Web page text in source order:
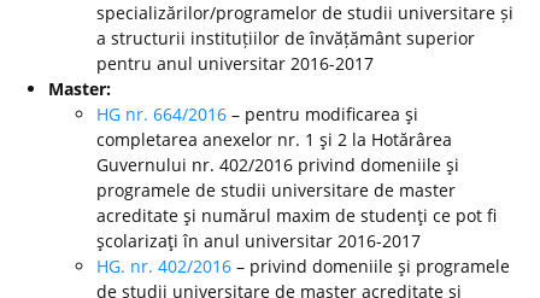
specializărilor/programelor de studii universitare și
a structurii instituțiilor de învățământ superior
pentru anul universitar 2016-2017
Master:
HG nr. 664/2016 – pentru modificarea şi
completarea anexelor nr. 1 şi 2 la Hotărârea
Guvernului nr. 402/2016 privind domeniile şi
programele de studii universitare de master
acreditate şi numărul maxim de studenţi ce pot fi
şcolarizaţi în anul universitar 2016-2017
HG. nr. 402/2016 – privind domeniile şi programele
de studii universitare de master acreditate şi